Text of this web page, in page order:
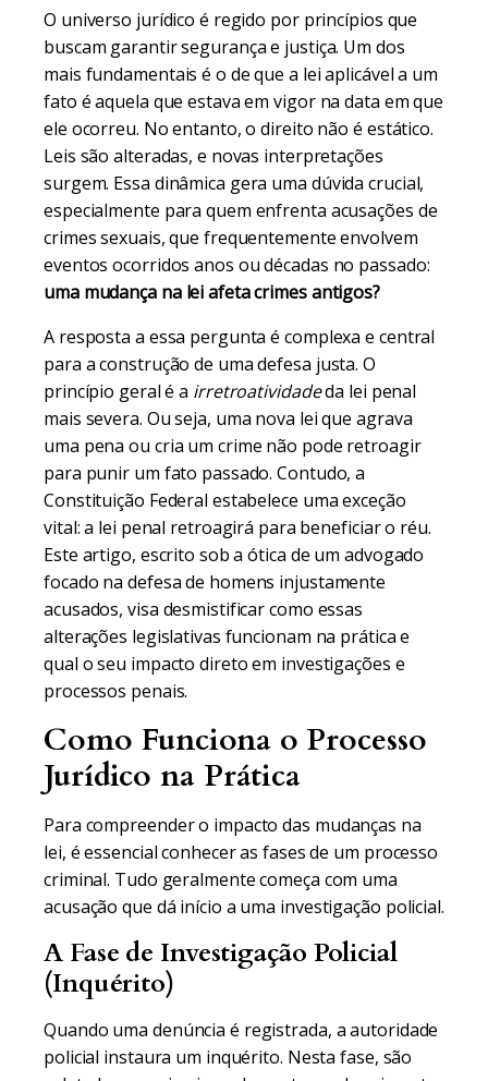
O universo jurídico é regido por princípios que
buscam garantir segurança e justiça. Um dos
mais fundamentais é o de que a lei aplicável a um
fato é aquela que estava em vigor na data em que
ele ocorreu. No entanto, o direito não é estático.
Leis são alteradas, e novas interpretações
surgem. Essa dinâmica gera uma dúvida crucial,
especialmente para quem enfrenta acusações de
crimes sexuais, que frequentemente envolvem
eventos ocorridos anos ou décadas no passado:
uma mudança na lei afeta crimes antigos?
A resposta a essa pergunta é complexa e central
para a construção de uma defesa justa. O
princípio geral é a irretroatividadeda lei penal
mais severa. Ou seja, uma nova lei que agrava
uma pena ou cria um crime não pode retroagir
para punir um fato passado. Contudo, a
Constituição Federal estabelece uma exceção
vital: a lei penal retroagirá para beneficiar o réu.
Este artigo, escrito sob a ótica de um advogado
focado na defesa de homens injustamente
acusados, visa desmistificar como essas
alterações legislativas funcionam na prática e
qual o seu impacto direto em investigações e
processos penais.
Como Funciona o Processo
Jurídico na Prática
Para compreender o impacto das mudanças na
lei, é essencial conhecer as fases de um processo
criminal. Tudo geralmente começa com uma
acusação que dá início a uma investigação policial.
A Fase de Investigação Policial
(Inquérito)
Quando uma denúncia é registrada, a autoridade
policial instaura um inquérito. Nesta fase, são